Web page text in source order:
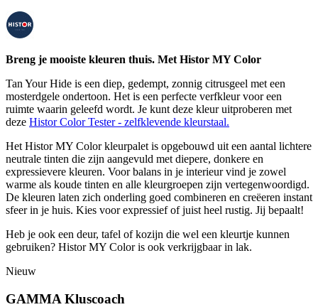
Breng je mooiste kleuren thuis. Met Histor MY Color
Tan Your Hide is een diep, gedempt, zonnig citrusgeel met een
mosterdgele ondertoon. Het is een perfecte verfkleur voor een
ruimte waarin geleefd wordt. Je kunt deze kleur uitproberen met
deze Histor Color Tester - zelfklevende kleurstaal.
Het Histor MY Color kleurpalet is opgebouwd uit een aantal lichtere
neutrale tinten die zijn aangevuld met diepere, donkere en
expressievere kleuren. Voor balans in je interieur vind je zowel
warme als koude tinten en alle kleurgroepen zijn vertegenwoordigd.
De kleuren laten zich onderling goed combineren en creëeren instant
sfeer in je huis. Kies voor expressief of juist heel rustig. Jij bepaalt!
Heb je ook een deur, tafel of kozijn die wel een kleurtje kunnen
gebruiken? Histor MY Color is ook verkrijgbaar in lak.
Nieuw
GAMMA Kluscoach